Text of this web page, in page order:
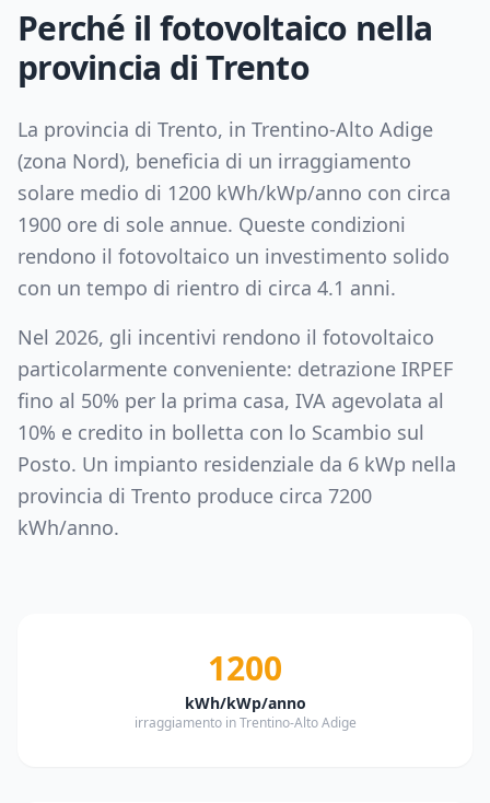
Perché il fotovoltaico nella
provincia diTrento
La provincia di Trento, in Trentino-Alto Adige
(zona Nord), beneficia di un irraggiamento
solare medio di 1200 kWh/kWp/anno con circa
1900 ore di sole annue. Queste condizioni
rendono il fotovoltaico un investimento solido
con un tempo di rientro di circa 4.1 anni.
Nel 2026, gli incentivi rendono il fotovoltaico
particolarmente conveniente: detrazione IRPEF
fino al 50% per la prima casa, IVA agevolata al
10% e credito in bolletta con lo Scambio sul
Posto. Un impianto residenziale da 6 kWp nella
provincia di Trento produce circa 7200
kWh/anno.
1200
kWh/kWp/anno
irraggiamento in Trentino-Alto Adige